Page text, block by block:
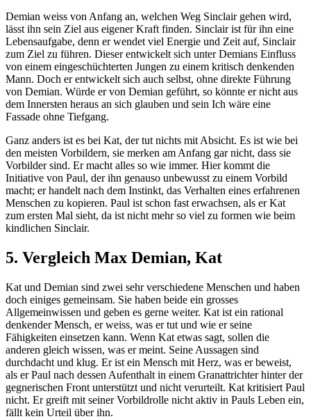
Demian weiss von Anfang an, welchen Weg Sinclair gehen wird,
lässt ihn sein Ziel aus eigener Kraft finden. Sinclair ist für ihn eine
Lebensaufgabe, denn er wendet viel Energie und Zeit auf, Sinclair
zum Ziel zu führen. Dieser entwickelt sich unter Demians Einfluss
von einem eingeschüchterten Jungen zu einem kritisch denkenden
Mann. Doch er entwickelt sich auch selbst, ohne direkte Führung
von Demian. Würde er von Demian geführt, so könnte er nicht aus
dem Innersten heraus an sich glauben und sein Ich wäre eine
Fassade ohne Tiefgang.
Ganz anders ist es bei Kat, der tut nichts mit Absicht. Es ist wie bei
den meisten Vorbildern, sie merken am Anfang gar nicht, dass sie
Vorbilder sind. Er macht alles so wie immer. Hier kommt die
Initiative von Paul, der ihn genauso unbewusst zu einem Vorbild
macht; er handelt nach dem Instinkt, das Verhalten eines erfahrenen
Menschen zu kopieren. Paul ist schon fast erwachsen, als er Kat
zum ersten Mal sieht, da ist nicht mehr so viel zu formen wie beim
kindlichen Sinclair.
5. Vergleich Max Demian, Kat
Kat und Demian sind zwei sehr verschiedene Menschen und haben
doch einiges gemeinsam. Sie haben beide ein grosses
Allgemeinwissen und geben es gerne weiter. Kat ist ein rational
denkender Mensch, er weiss, was er tut und wie er seine
Fähigkeiten einsetzen kann. Wenn Kat etwas sagt, sollen die
anderen gleich wissen, was er meint. Seine Aussagen sind
durchdacht und klug. Er ist ein Mensch mit Herz, was er beweist,
als er Paul nach dessen Aufenthalt in einem Granattrichter hinter der
gegnerischen Front unterstützt und nicht verurteilt. Kat kritisiert Paul
nicht. Er greift mit seiner Vorbildrolle nicht aktiv in Pauls Leben ein,
fällt kein Urteil über ihn.